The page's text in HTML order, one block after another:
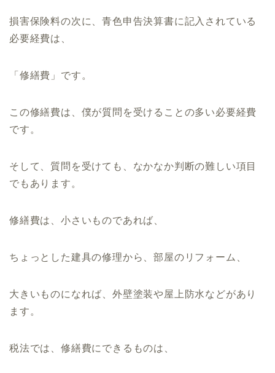
損害保険料の次に、青色申告決算書に記入されている
必要経費は、
「修繕費」です。
この修繕費は、僕が質問を受けることの多い必要経費
です。
そして、質問を受けても、なかなか判断の難しい項目
でもあります。
修繕費は、小さいものであれば、
ちょっとした建具の修理から、部屋のリフォーム、
大きいものになれば、外壁塗装や屋上防水などがあり
ます。
税法では、修繕費にできるものは、